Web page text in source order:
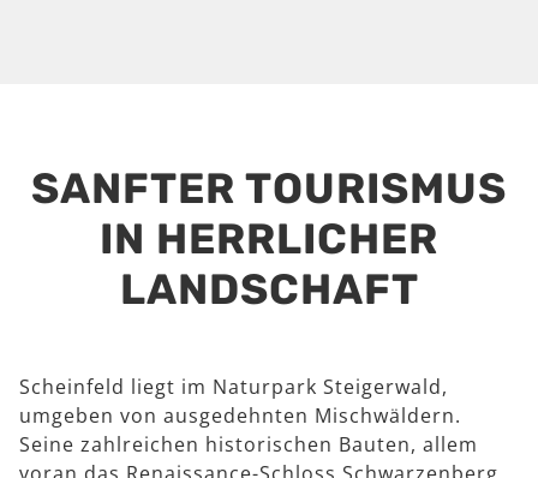
SANFTER TOURISMUS
IN HERRLICHER
LANDSCHAFT
Scheinfeld liegt im Naturpark Steigerwald,
umgeben von ausgedehnten Mischwäldern.
Seine zahlreichen historischen Bauten, allem